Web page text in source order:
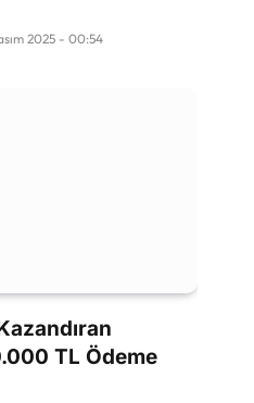
2025 - 00:54
TL Ödeme